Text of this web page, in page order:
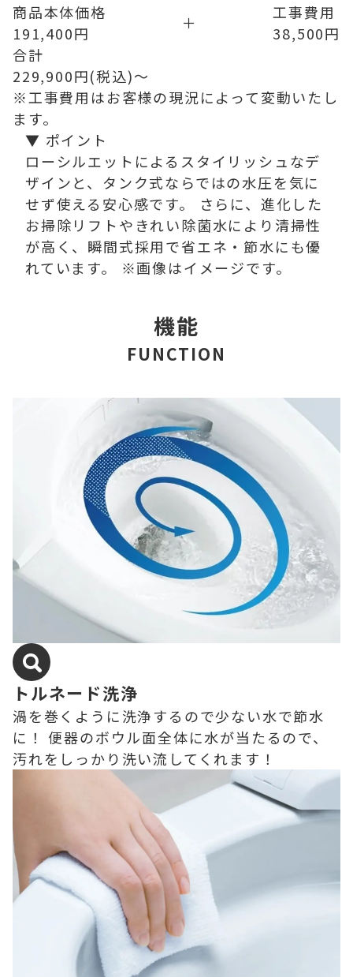
商品本体価格
191,400円
＋
工事費用
38,500円
合計
229,900円(税込)〜
※工事費用はお客様の現況によって変動いたし
ます。
▼ ポイント
ローシルエットによるスタイリッシュなデ
ザインと、タンク式ならではの水圧を気に
せず使える安心感です。 さらに、進化した
お掃除リフトやきれい除菌水により清掃性
が高く、瞬間式採用で省エネ・節水にも優
れています。 ※画像はイメージです。
機能
FUNCTION
トルネード洗浄
渦を巻くように洗浄するので少ない水で節水
に！ 便器のボウル面全体に水が当たるので、
汚れをしっかり洗い流してくれます！